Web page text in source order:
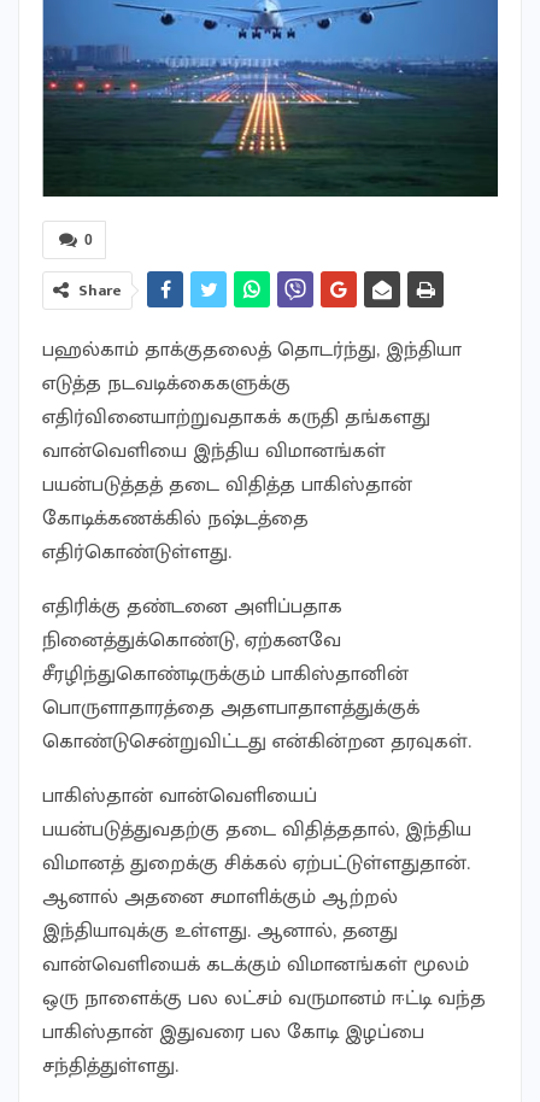
0
Share
பஹல்காம் தாக்குதலைத் தொடர்ந்து, இந்தியா
எடுத்த நடவடிக்கைகளுக்கு
எதிர்வினையாற்றுவதாகக் கருதி தங்களது
வான்வெளியை இந்திய விமானங்கள்
பயன்படுத்தத் தடை விதித்த பாகிஸ்தான்
கோடிக்கணக்கில் நஷ்டத்தை
எதிர்கொண்டுள்ளது.
எதிரிக்கு தண்டனை அளிப்பதாக
நினைத்துக்கொண்டு, ஏற்கனவே
சீரழிந்துகொண்டிருக்கும் பாகிஸ்தானின்
பொருளாதாரத்தை அதளபாதாளத்துக்குக்
கொண்டுசென்றுவிட்டது என்கின்றன தரவுகள்.
பாகிஸ்தான் வான்வெளியைப்
பயன்படுத்துவதற்கு தடை விதித்ததால், இந்திய
விமானத் துறைக்கு சிக்கல் ஏற்பட்டுள்ளதுதான்.
ஆனால் அதனை சமாளிக்கும் ஆற்றல்
இந்தியாவுக்கு உள்ளது. ஆனால், தனது
வான்வெளியைக் கடக்கும் விமானங்கள் மூலம்
ஒரு நாளைக்கு பல லட்சம் வருமானம் ஈட்டி வந்த
பாகிஸ்தான் இதுவரை பல கோடி இழப்பை
சந்தித்துள்ளது.